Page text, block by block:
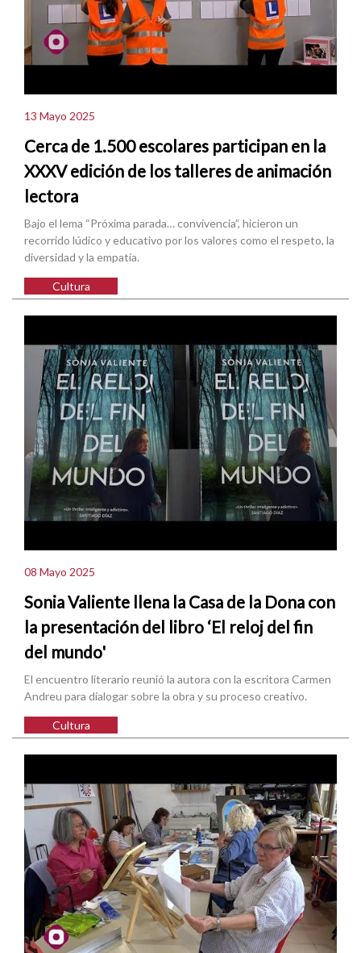
13 Mayo 2025
Cerca de 1.500 escolares participan en la
XXXV edición de los talleres de animación
lectora
Bajo el lema “Próxima parada… convivencia”, hicieron un
recorrido lúdico y educativo por los valores como el respeto, la
diversidad y la empatía.
Cultura
08 Mayo 2025
Sonia Valiente llena la Casa de la Dona con
la presentación del libro ‘El reloj del fin
del mundo'
El encuentro literario reunió la autora con la escritora Carmen
Andreu para dialogar sobre la obra y su proceso creativo.
Cultura